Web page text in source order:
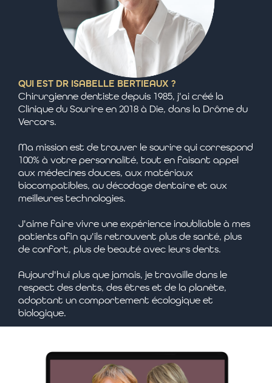
QUI EST DR ISABELLE BERTIEAUX ?
Chirurgienne dentiste depuis 1985, j'ai créé la
Clinique du Sourire en 2018 à Die, dans la Drôme du
Vercors.
Ma mission est de trouver le sourire qui correspond
100% à votre personnalité, tout en faisant appel
aux médecines douces, aux matériaux
biocompatibles, au décodage dentaire et aux
meilleures technologies.
J'aime faire vivre une expérience inoubliable à mes
patients afin qu'ils retrouvent plus de santé, plus
de confort, plus de beauté avec leurs dents.
Aujourd'hui plus que jamais, je travaille dans le
respect des dents, des êtres et de la planète,
adoptant un comportement écologique et
biologique.